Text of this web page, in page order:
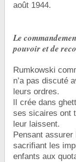
août 1944.
Le
pouvoir et de
Rumkowski
n’a pas discuté
leurs ordres.
lI crée dans
ses sicaires ont
leur laissent.
Pensant
sacrifiant les
enfants aux